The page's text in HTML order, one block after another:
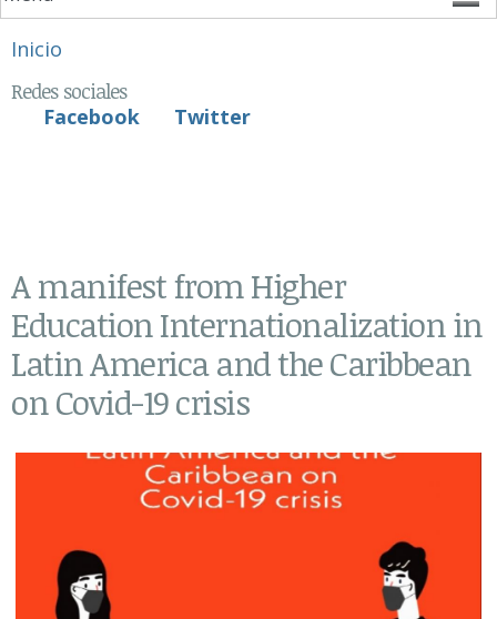
Se encuentra usted aquí
Inicio
Redes sociales
Facebook
Twitter
A manifest from Higher
Education Internationalization in
Latin America and the Caribbean
on Covid-19 crisis